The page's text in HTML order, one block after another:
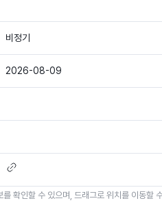
비정기
2026-08-09
확인할 수 있으며, 드래그로 위치를 이동할